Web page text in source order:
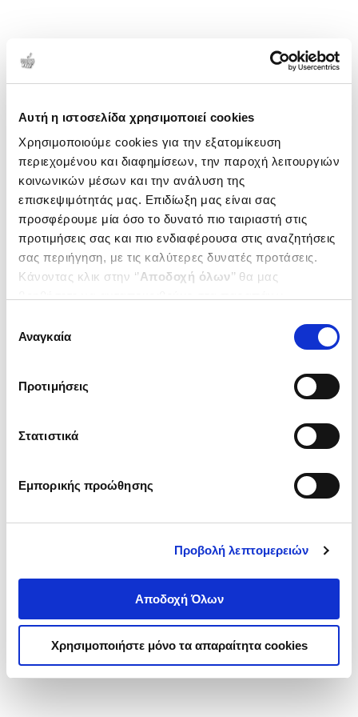
Αυτή η ιστοσελίδα χρησιμοποιεί cookies
Χρησιμοποιούμε cookies για την εξατομίκευση
περιεχομένου και διαφημίσεων, την παροχή λειτουργιών
κοινωνικών μέσων και την ανάλυση της
επισκεψιμότητάς μας. Επιδίωξη μας είναι σας
προσφέρουμε μία όσο το δυνατό πιο ταιριαστή στις
προτιμήσεις σας και πιο ενδιαφέρουσα στις αναζητήσεις
σας περιήγηση, με τις καλύτερες δυνατές προτάσεις.
Κάνοντας κλικ στην ‘’Αποδοχή όλων’’ θα μας
ενδιαφέρουν και να επιλέξετε από τα παρακάτω με την
΄΄και να ενημερωθείτε σχετικά με
συγκατάθεσης
Αναγκαία
Προτιμήσεις
Στατιστικά
Εμπορικής προώθησης
Προβολή λεπτομερειών
Αποδοχή Όλων
Χρησιμοποιήστε μόνο τα απαραίτητα cookies